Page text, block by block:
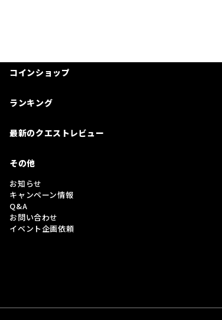
コインショップ
ランキング
最新のクエストレビュー
その他
お知らせ
キャンペーン情報
Q&A
お問い合わせ
イベント企画依頼